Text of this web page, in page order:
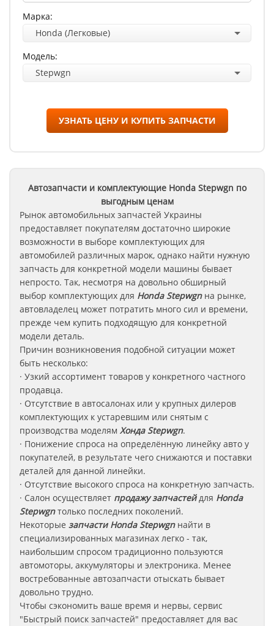
Марка:
Honda (Легковые)
Модель:
Stepwgn
УЗНАТЬ ЦЕНУ И КУПИТЬ ЗАПЧАСТИ
Автозапчасти и комплектующие HondaStepwgn по
выгодным ценам
Рынок автомобильных запчастей Украины
предоставляет покупателям достаточно широкие
возможности в выборе комплектующих для
автомобилей различных марок, однако найти нужную
запчасть для конкретной модели машины бывает
непросто. Так, несмотря на довольно обширный
выбор комплектующих для Honda Stepwgnна рынке,
автовладелец может потратить много сил и времени,
прежде чем купить подходящую для конкретной
модели деталь.
Причин возникновения подобной ситуации может
быть несколько:
· Узкий ассортимент товаров у конкретного частного
продавца.
· Отсутствие в автосалонах или у крупных дилеров
комплектующих к устаревшим или снятым с
производства моделям ХондаStepwgn.
· Понижение спроса на определённую линейку авто у
покупателей, в результате чего снижаются и поставки
деталей для данной линейки.
· Отсутствие высокого спроса на конкретную запчасть.
· Салон осуществляет продажу запчастейдля Honda
Stepwgnтолько последних поколений.
Некоторые запчасти Honda Stepwgnнайти в
специализированных магазинах легко - так,
наибольшим спросом традиционно пользуются
автомоторы, аккумуляторы и электроника. Менее
востребованные автозапчасти отыскать бывает
довольно трудно.
Чтобы сэкономить ваше время и нервы, сервис
"Быстрый поиск запчастей" предоставляет для вас